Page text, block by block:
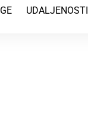
UDALJENOSTI